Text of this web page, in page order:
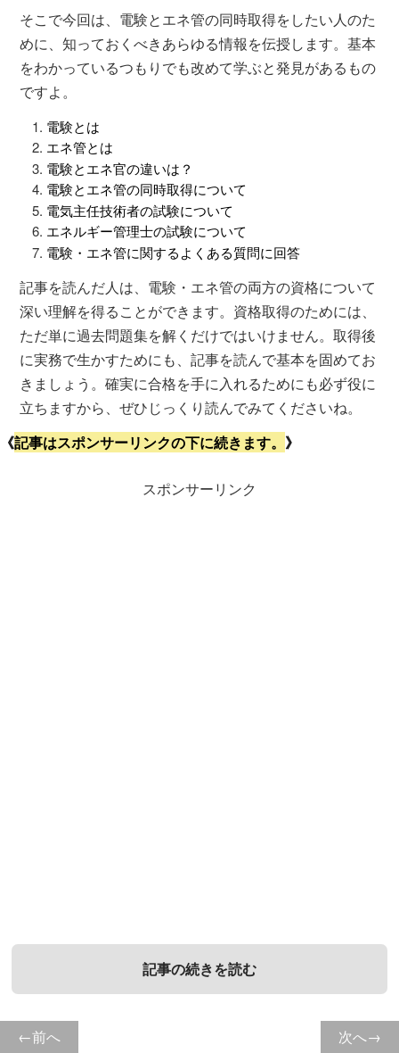
そこで今回は、電験とエネ管の同時取得をしたい人のた
めに、知っておくべきあらゆる情報を伝授します。基本
をわかっているつもりでも改めて学ぶと発見があるもの
ですよ。
電験とは
エネ管とは
電験とエネ官の違いは？
電験とエネ管の同時取得について
電気主任技術者の試験について
エネルギー管理士の試験について
電験・エネ管に関するよくある質問に回答
記事を読んだ人は、電験・エネ管の両方の資格について
深い理解を得ることができます。資格取得のためには、
ただ単に過去問題集を解くだけではいけません。取得後
に実務で生かすためにも、記事を読んで基本を固めてお
きましょう。確実に合格を手に入れるためにも必ず役に
立ちますから、ぜひじっくり読んでみてくださいね。
《記事はスポンサーリンクの下に続きます。 》
スポンサーリンク
記事の続きを読む
前へ 次へ